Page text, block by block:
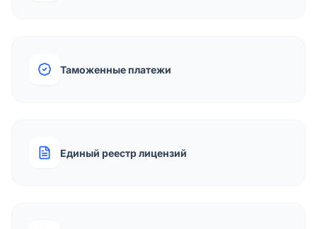
Таможенные платежи
Единый реестр лицензий